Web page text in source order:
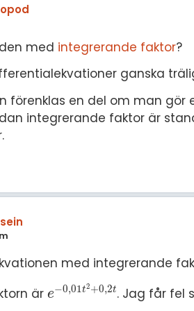
med integrerande faktor?
ganska
förenklas en del om man
integrerande faktor är
med integrerande
är e−0,01t2+0,2t
e-0,01t 2+0,2 t
. Jag får fel